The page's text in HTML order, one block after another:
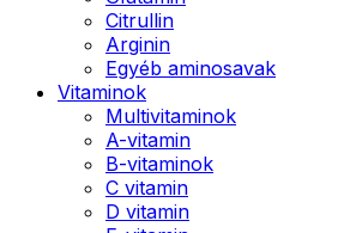
Citrullin
Arginin
Egyéb aminosavak
Vitaminok
Multivitaminok
A-vitamin
B-vitaminok
C vitamin
D vitamin